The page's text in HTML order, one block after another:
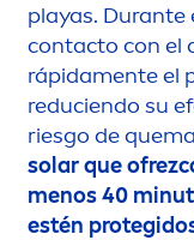
playas. Durante
contacto con el
rápidamente el
reduciendo su
riesgo de
solar que
menos 40
estén